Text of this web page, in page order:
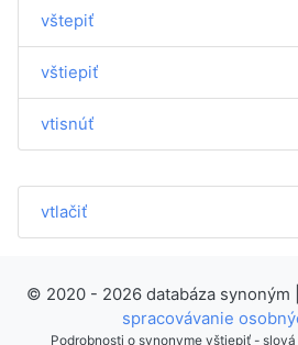
vštepiť
vštiepiť
vtisnúť
vtlačiť
© 2020 - 2026 databáza synoným |
spracovávanie
Podrobnosti o synonyme vštiepiť -